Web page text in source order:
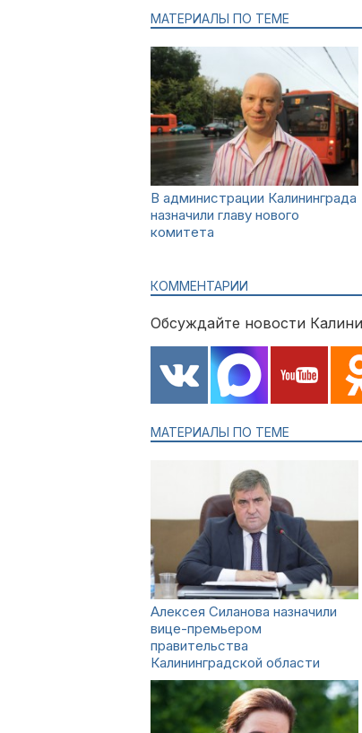
МАТЕРИАЛЫ ПО ТЕМЕ
В администрации Калининграда
назначили главу нового
комитета
КОММЕНТАРИИ
Обсуждайте новости
МАТЕРИАЛЫ ПО ТЕМЕ
Алексея Силанова назначили
вице-премьером
правительства
Калининградской области